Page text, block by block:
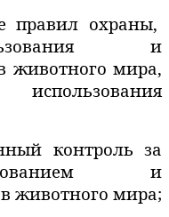
правил охраны,
и
животного мира,
контроль за
и
животного мира;